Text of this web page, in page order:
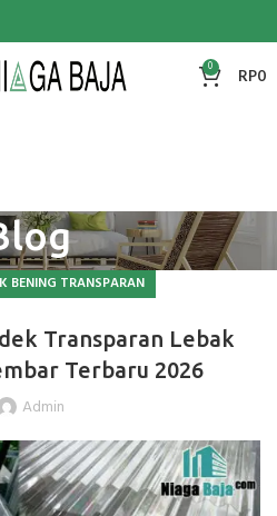
0 RP0
BENING TRANSPARAN
Transparan Lebak
Terbaru 2026
Admin